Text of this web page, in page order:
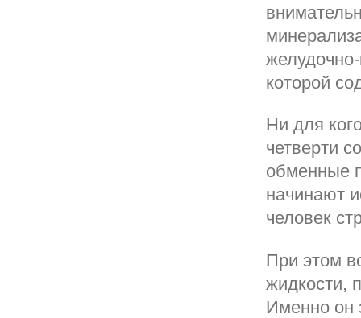
которой
Ни для
четверти
обменные
начинают
человек
При этом
жидкости,
Именно он